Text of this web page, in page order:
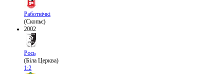
Работнічкі
(Скопьє)
2002
Рось
(Біла Церква)
1:2